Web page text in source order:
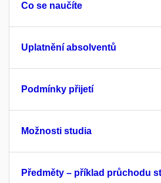
Co se naučíte
Uplatnění absolventů
Podmínky přijetí
Možnosti studia
Předměty – příklad průchodu